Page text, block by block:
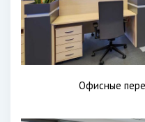
Офисные